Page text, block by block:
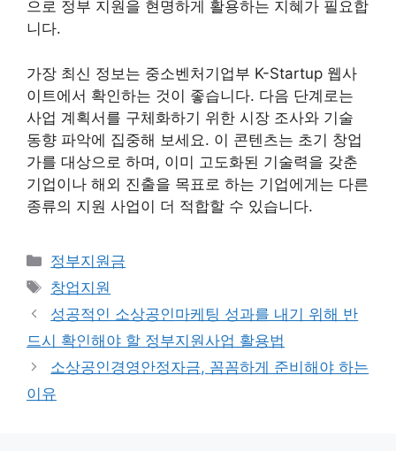
으로 정부 지원을 현명하게 활용하는 지혜가 필요합
니다.
가장 최신 정보는 중소벤처기업부 K-Startup 웹사
이트에서 확인하는 것이 좋습니다. 다음 단계로는
사업 계획서를 구체화하기 위한 시장 조사와 기술
동향 파악에 집중해 보세요. 이 콘텐츠는 초기 창업
가를 대상으로 하며, 이미 고도화된 기술력을 갖춘
기업이나 해외 진출을 목표로 하는 기업에게는 다른
종류의 지원 사업이 더 적합할 수 있습니다.
카
테
고
리
정부지원금
태
그
창업지원
성공적인 소상공인마케팅 성과를 내기 위해 반
드시 확인해야 할 정부지원사업 활용법
소상공인경영안정자금, 꼼꼼하게 준비해야 하는
이유